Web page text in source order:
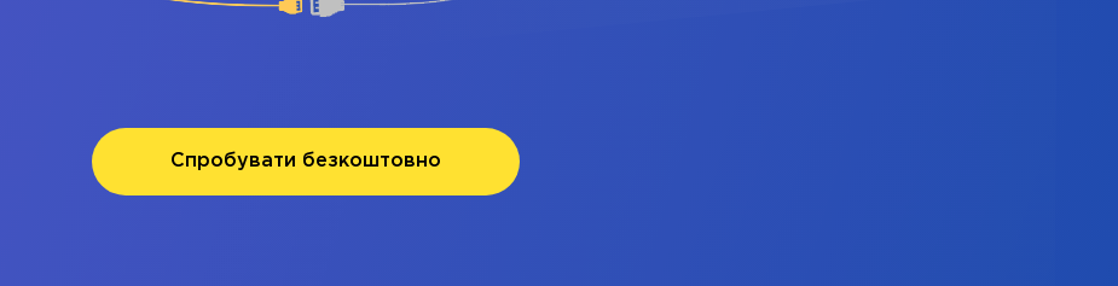
Спробувати безкоштовно